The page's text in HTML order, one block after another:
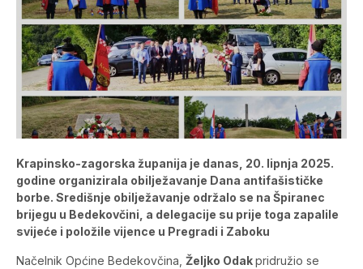
Krapinsko-zagorska županija je danas, 20. lipnja 2025.
godine organizirala obilježavanje Dana antifašističke
borbe. Središnje obilježavanje održalo se na Špiranec
brijegu u Bedekovčini, a delegacije su prije toga zapalile
svijeće i položile vijence u Pregradi i Zaboku
Načelnik Općine Bedekovčina, Željko Odakpridružio se